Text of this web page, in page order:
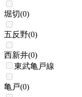
堀切(0)
五反野(0)
西新井(0)
東武亀戸線
亀戸(0)